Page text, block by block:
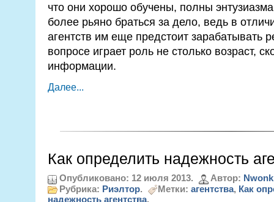
что они хорошо обучены, полны
более рьяно браться за дело, ведь в
агентств им еще предстоит зарабатывать
вопросе играет роль не столько возраст,
информации.
Далее...
Как определить надежность
Опубликовано: 12 июля 2013. Автор:
Рубрика: Риэлтор. Метки: агентства, Как
надежность агентства.